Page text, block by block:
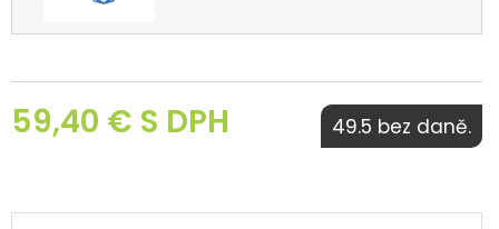
59,40 € S DPH 49.5 bez daně.